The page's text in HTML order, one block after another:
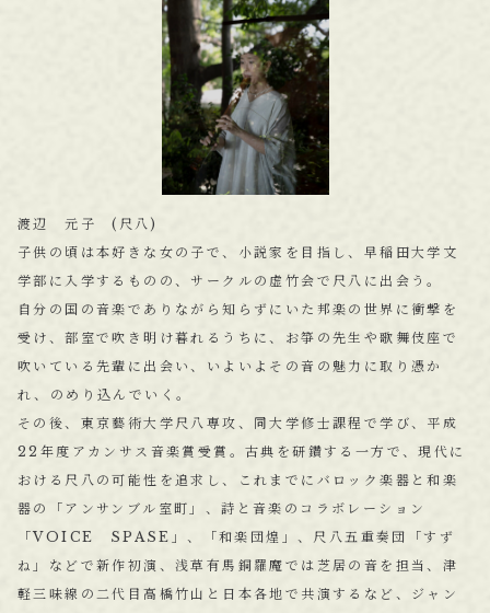
渡辺 元子 (尺八)
子供の頃は本好きな女の子で、小説家を目指し、早稲田大学文
学部に入学するものの、サークルの虚竹会で尺八に出会う。
自分の国の音楽でありながら知らずにいた邦楽の世界に衝撃を
受け、部室で吹き明け暮れるうちに、お箏の先生や歌舞伎座で
吹いている先輩に出会い、いよいよその音の魅力に取り憑か
れ、のめり込んでいく。
その後、東京藝術大学尺八専攻、同大学修士課程で学び、平成
22年度アカンサス音楽賞受賞。古典を研鑽する一方で、現代に
おける尺八の可能性を追求し、これまでにバロック楽器と和楽
器の「アンサンブル室町」、詩と音楽のコラボレーション
「VOICE SPASE」、「和楽団煌」、尺八五重奏団「すず
ね」などで新作初演、浅草有馬銅羅魔では芝居の音を担当、津
軽三味線の二代目高橋竹山と日本各地で共演するなど、ジャン